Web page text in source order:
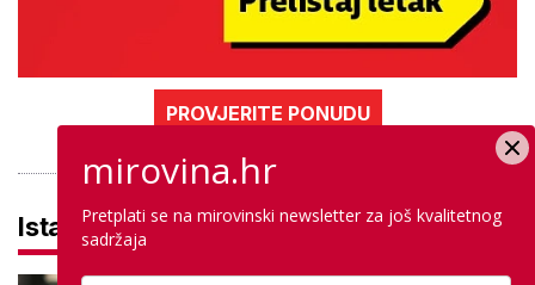
PROVJERITE PONUDU
Istaknuto
mirovina.hr
Pretplati se na mirovinski newsletter za još kvalitetnog
sadržaja